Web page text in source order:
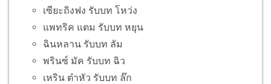
เซียะถิงฟง รับบท โหว่ง
แพทริค แตม รับบท หยุน
ฉินหลาน รับบท ลัม
พรินซ์ มัค รับบท ฉิว
เหริน ต๋าหัว รับบท ล๊ก